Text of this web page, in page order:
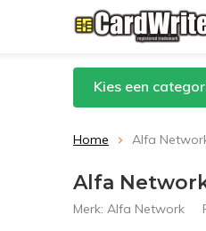
Kies een
Home Alfa
Alfa Network
Merk: Alfa Network